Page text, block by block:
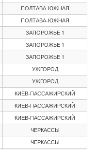
ПОЛТАВА-ЮЖНАЯ
ПОЛТАВА-ЮЖНАЯ
ЗАПОРОЖЬЕ 1
ЗАПОРОЖЬЕ 1
ЗАПОРОЖЬЕ 1
УЖГОРОД
УЖГОРОД
КИЕВ-ПАССАЖИРСКИЙ
КИЕВ-ПАССАЖИРСКИЙ
КИЕВ-ПАССАЖИРСКИЙ
ЧЕРКАССЫ
ЧЕРКАССЫ